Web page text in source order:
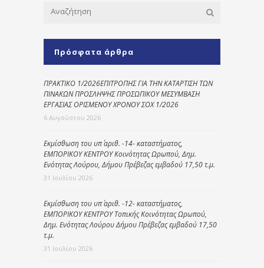
Πρόσφατα άρθρα
ΠΡΑΚΤΙΚΟ 1/2026ΕΠΙΤΡΟΠΗΣ ΓΙΑ ΤΗΝ ΚΑΤΑΡΤΙΣΗ ΤΩΝ
ΠΙΝΑΚΩΝ ΠΡΟΣΛΗΨΗΣ ΠΡΟΣΩΠΙΚΟΥ ΜΕΣΥΜΒΑΣΗ
ΕΡΓΑΣΙΑΣ ΟΡΙΣΜΕΝΟΥ ΧΡΟΝΟΥ ΣΟΧ 1/2026
6 Αυγούστου 2026
Εκμίσθωση του υπ΄ αριθ. -14- καταστήματος,
ΕΜΠΟΡΙΚΟΥ ΚΕΝΤΡΟΥ Κοινότητας Ωρωπού, Δημ.
Ενότητας Λούρου, Δήμου Πρέβεζας εμβαδού 17,50 τ.μ.
31 Ιουλίου 2026
Εκμίσθωση του υπ΄ αριθ. -12- καταστήματος,
ΕΜΠΟΡΙΚΟΥ ΚΕΝΤΡΟΥ Τοπικής Κοινότητας Ωρωπού,
Δημ. Ενότητας Λούρου Δήμου Πρέβεζας εμβαδού 17,50
τ.μ.
31 Ιουλίου 2026